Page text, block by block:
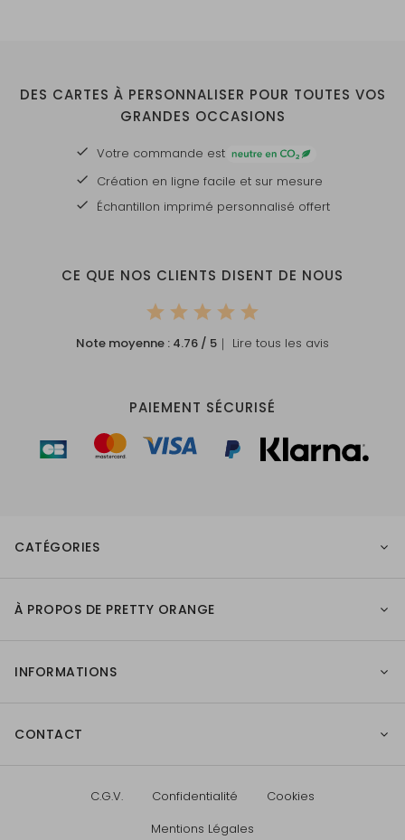
DES CARTES À PERSONNALISER POUR TOUTES VOS
GRANDES OCCASIONS
Votre commande est
Création en ligne facile et sur mesure
Échantillon imprimé personnalisé offert
CE QUE NOS CLIENTS DISENT DE NOUS
Note moyenne : 4.76 / 5 ｜ Lire tous les avis
PAIEMENT SÉCURISÉ
CATÉGORIES
À PROPOS DE PRETTY ORANGE
INFORMATIONS
CONTACT
C.G.V. Confidentialité
Cookies
Mentions Légales